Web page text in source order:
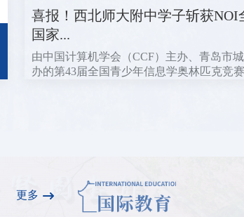
喜报！西北师大附中学子斩获NOI
国家...
由中国计算机学会（CCF）主办、青岛市
办的第43届全国青少年信息学奥林匹克竞
更多